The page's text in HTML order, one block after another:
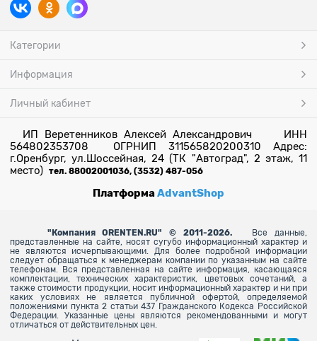
Категории
Информация
Личный кабинет
ИП Веретенников Алексей Александрович ИНН
564802353708 ОГРНИП 311565820200310 Адрес:
г.Оренбург, ул.Шоссейная, 24 (ТК "Автоград", 2 этаж, 11
место) тел. 88002001036, (3532) 487-056
ПлатформаAdvantShop
" Компания ORENTEN.RU" © 2011-2026.
Все данные,
представленные на сайте, носят сугубо информационный характер и
не являются исчерпывающими. Для более подробной информации
следует обращаться к менеджерам компании по указанным на сайте
телефонам. Вся представленная на сайте информация, касающаяся
комплектации, технических характеристик, цветовых сочетаний, а
также стоимости продукции, носит информационный характер и ни при
каких условиях не является публичной офертой, определяемой
положениями пункта 2 статьи 437 Гражданского Кодекса Российской
Федерации. Указанные цены являются рекомендованными и могут
отличаться от действительных цен.